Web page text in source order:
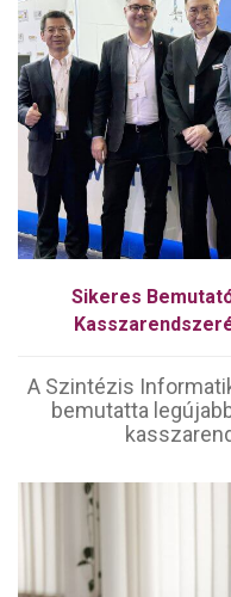
Sikeres
A Szintézis
bemutatta